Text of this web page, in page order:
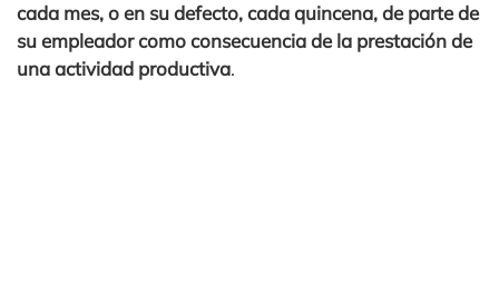
cada mes, o en su defecto, cada quincena, de parte de
su empleador como consecuencia de la prestación de
una actividad productiva.